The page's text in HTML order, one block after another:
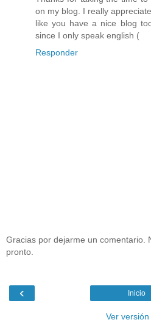
on my blog. I really
like you have a nice blog
since I only speak english (
Responder
Gracias por dejarme un comentario.
pronto.
‹ Inicio
Ver versión